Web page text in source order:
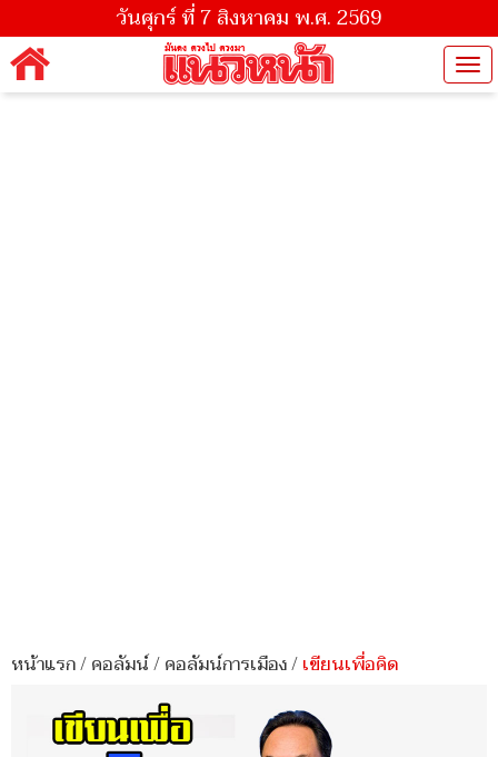
วันศุกร์ ที่ 7 สิงหาคม พ.ศ. 2569
หน้าแรก/คอลัมน์/คอลัมน์การเมือง/เขียนเพื่อคิด